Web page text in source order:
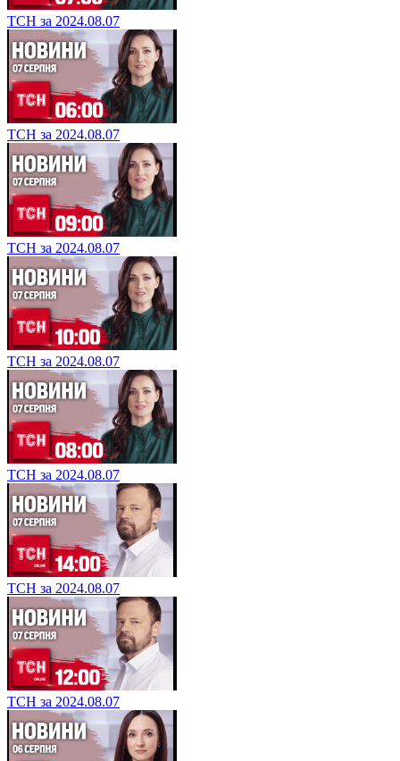
ТСН за 2024.08.07
ТСН за 2024.08.07
ТСН за 2024.08.07
ТСН за 2024.08.07
ТСН за 2024.08.07
ТСН за 2024.08.07
ТСН за 2024.08.07